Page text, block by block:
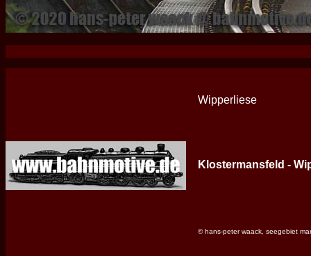
Wipperliese
Klostermansfeld -
© hans-peter waack, seegebiet